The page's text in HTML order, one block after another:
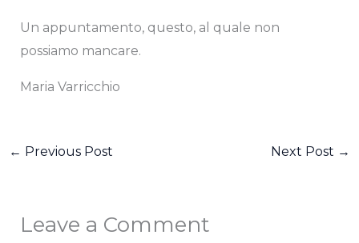
Un appuntamento, questo, al quale non
possiamo mancare.
Maria Varricchio
← Previous Post Next Post →
Leave a Comment